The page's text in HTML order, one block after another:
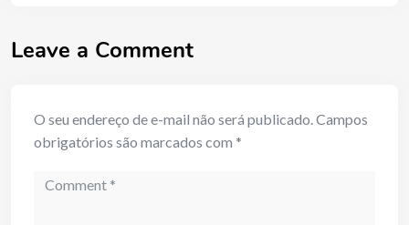
Leave a Comment
O seu endereço de e-mail não será publicado.Campos
obrigatórios são marcados com *
Comment